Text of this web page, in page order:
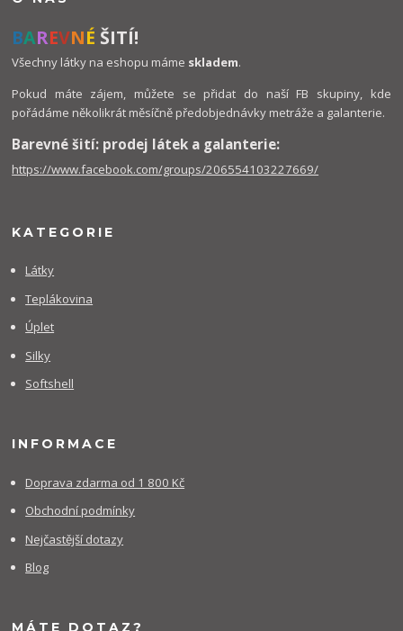
BAREVNÉ ŠITÍ!
Všechny látky na eshopu máme skladem.
Pokud máte zájem, můžete se přidat do naší FB skupiny, kde
pořádáme několikrát měsíčně předobjednávky metráže a galanterie.
Barevné šití: prodej látek a galanterie:
https://www.facebook.com/groups/206554103227669/
KATEGORIE
Látky
Teplákovina
Úplet
Silky
Softshell
INFORMACE
Doprava zdarma od 1 800 Kč
Obchodní podmínky
Nejčastější dotazy
Blog
MÁTE DOTAZ?